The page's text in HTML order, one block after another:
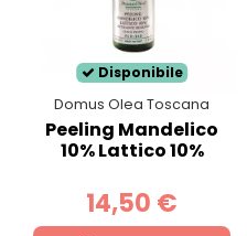
Disponibile
Domus Olea Toscana
Peeling Mandelico
10% Lattico 10%
14,50 €